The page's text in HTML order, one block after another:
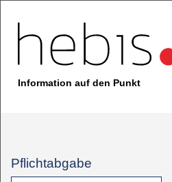
Information auf den Punkt
Pflichtabgabe